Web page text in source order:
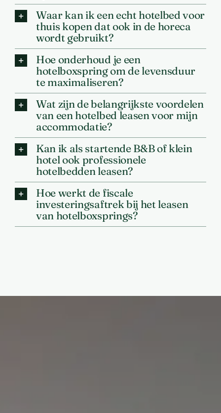
Waar kan ik een echt hotelbed voor
thuis kopen dat ook in de horeca
wordt gebruikt?
Hoe onderhoud je een
hotelboxspring om de levensduur
te maximaliseren?
Wat zijn de belangrijkste voordelen
van een hotelbed leasen voor mijn
accommodatie?
Kan ik als startende B&B of klein
hotel ook professionele
hotelbedden leasen?
Hoe werkt de fiscale
investeringsaftrek bij het leasen
van hotelboxsprings?